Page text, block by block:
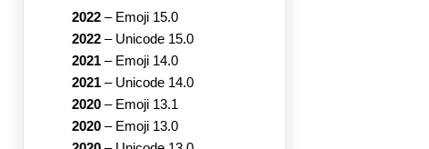
2022 – Emoji 15.0
2022 – Unicode 15.0
2021 – Emoji 14.0
2021 – Unicode 14.0
2020 – Emoji 13.1
2020 – Emoji 13.0